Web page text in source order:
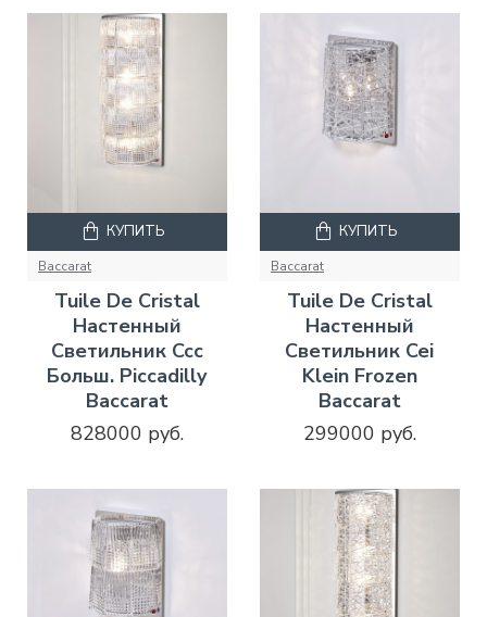
Baccarat
Tuile De Cristal
Настенный
Светильник Ccc
Больш. Piccadilly
Baccarat
828000 руб.
КУПИТЬ
Baccarat
Tuile De Cristal
Настенный
Светильник Cei
Klein Frozen
Baccarat
299000 руб.
КУПИТЬ